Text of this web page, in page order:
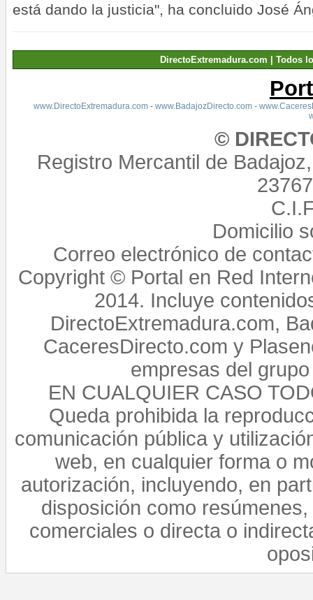
está dando la justicia", ha concluido José
DirectoExtremadura.com | Todos
www.DirectoExtremadura.com- www.BadajozDirecto.com-
©
Registro Mercantil de
Domicilio
Correo electrónico de
Copyright © Portal en Red
2014. Incluye
DirectoExtremadura.com,
CaceresDirecto.com y
empresas del
EN CUALQUIER CASO
Queda prohibida la
comunicación pública y
web, en cualquier forma o
autorización, incluyendo, en
disposición como
comerciales o directa o